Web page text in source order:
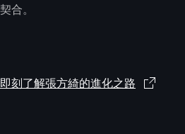
契合。
即刻了解張方綺的進化之路